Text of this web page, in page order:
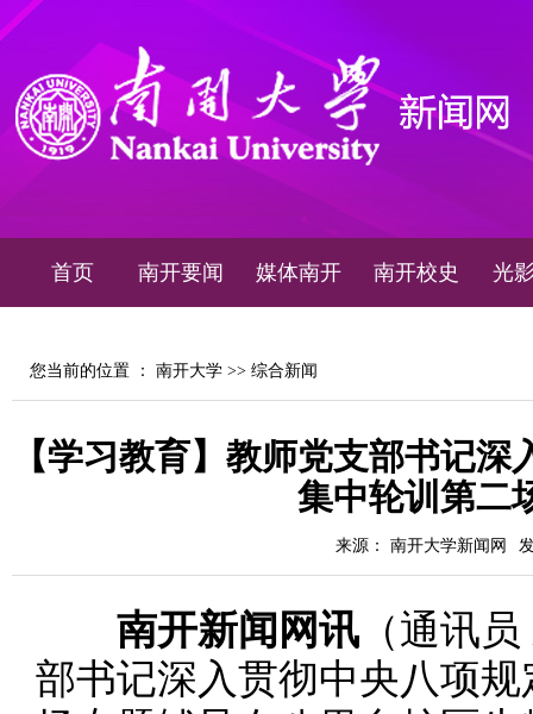
首页 南开要闻 媒体南开 南开校史 光
您当前的位置 ： 南开大学 >> 综合新闻
【学习教育】教师党支部书记
集中轮训第二
来源： 南开大学新闻网
南开新闻网讯 （通讯
部书记深入贯彻中央八项